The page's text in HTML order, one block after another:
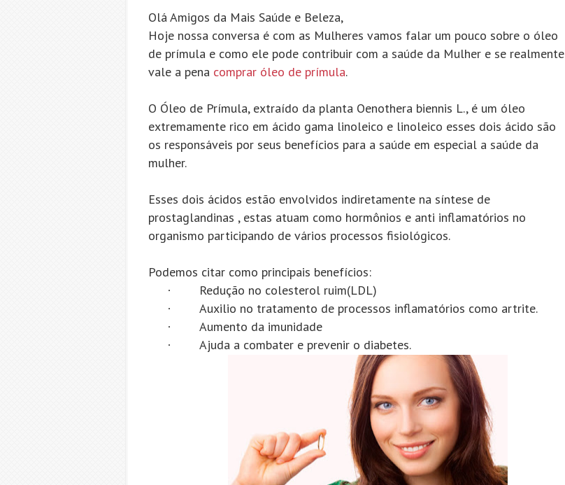
Olá Amigos da Mais Saúde e Beleza,
Hoje nossa conversa é com as Mulheres vamos falar um pouco sobre o óleo
de prímula e como ele pode contribuir com a saúde da Mulher e se realmente
vale a pena comprar óleo de prímula.
O Óleo de Prímula, extraído da planta Oenothera biennis L., é um óleo
extremamente rico em ácido gama linoleico e linoleico esses dois ácido são
os responsáveis por seus benefícios para a saúde em especial a saúde da
mulher.
Esses dois ácidos estão envolvidos indiretamente na síntese de
prostaglandinas , estas atuam como hormônios e anti inflamatórios no
organismo participando de vários processos fisiológicos.
Podemos citar como principais benefícios:
· Redução no colesterol ruim(LDL)
· Auxilio no tratamento de processos inflamatórios como artrite.
· Aumento da imunidade
· Ajuda a combater e prevenir o diabetes.